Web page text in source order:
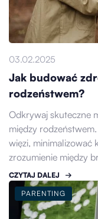
03.02.2025
Jak budować
rodzeństwem?
Odkrywaj skuteczne
między
więzi, minimalizować
zrozumienie między
CZYTAJ DALEJ
PARENTING